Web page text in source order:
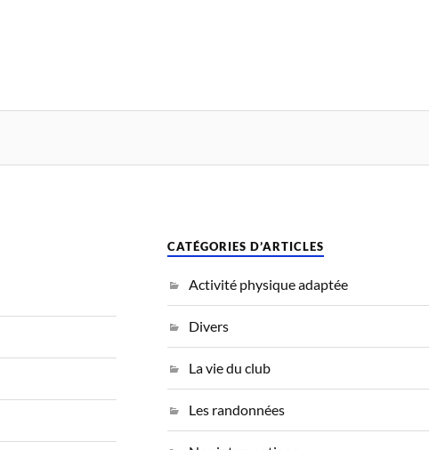
CATÉGORIES D’ARTICLES
Activité physique adaptée
Divers
La vie du club
Les randonnées